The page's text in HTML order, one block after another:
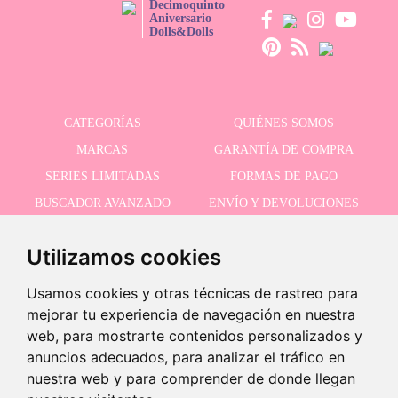
Utilizamos cookies
Usamos cookies y otras técnicas de rastreo para
mejorar tu experiencia de navegación en nuestra
web, para mostrarte contenidos personalizados y
anuncios adecuados, para analizar el tráfico en
nuestra web y para comprender de donde llegan
ubicación tu pedido llegará incluso en 24 horas.
Decimoquinto
Aniversario
Dolls&Dolls
CATEGORÍAS
QUIÉNES SOMOS
MARCAS
GARANTÍA DE COMPRA
SERIES LIMITADAS
FORMAS DE PAGO
BUSCADOR AVANZADO
ENVÍO Y DEVOLUCIONES
RECIBE NUESTRAS ÚLTIMAS NOVEDADES
Acepto la política de privacidad